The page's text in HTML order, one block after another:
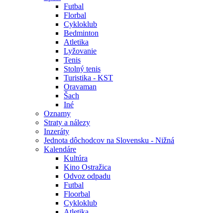
Futbal
Florbal
Cykloklub
Bedminton
Atletika
Lyžovanie
Tenis
Stolný tenis
Turistika - KST
Oravaman
Šach
Iné
Oznamy
Straty a nálezy
Inzeráty
Jednota dôchodcov na Slovensku - Nižná
Kalendáre
Kultúra
Kino Ostražica
Odvoz odpadu
Futbal
Floorbal
Cykloklub